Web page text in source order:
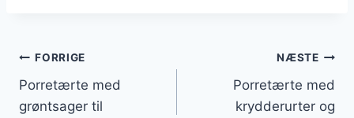
Indlægsnavigation
FORRIGE
Porretærte med
grøntsager til
NÆSTE
Porretærte med
krydderurter og